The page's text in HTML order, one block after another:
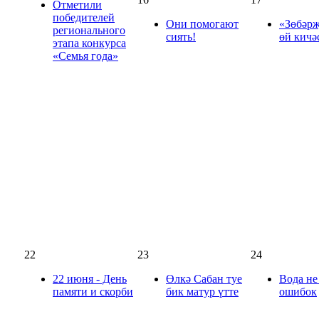
Отметили
победителей
регионального
этапа конкурса
«Семья года»
Они помогают
сиять!
өй
22
22 июня - День
памяти и скорби
23
Өлкә Сабан туе
бик матур үтте
24
Вода
ошибок